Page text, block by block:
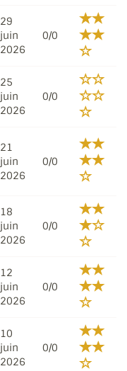
29
juin
2026
0/0
25
juin
2026
0/0
21
juin
2026
0/0
18
juin
2026
0/0
12
juin
2026
0/0
10
juin
2026
0/0